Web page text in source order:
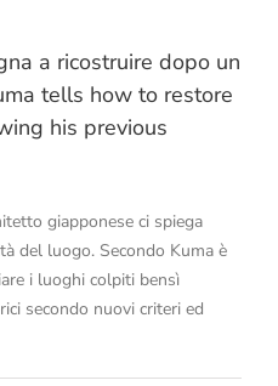
a ricostruire dopo un
tells how to restore
his previous
giapponese ci spiega
del luogo. Secondo Kuma è
i luoghi colpiti bensì
secondo nuovi criteri ed